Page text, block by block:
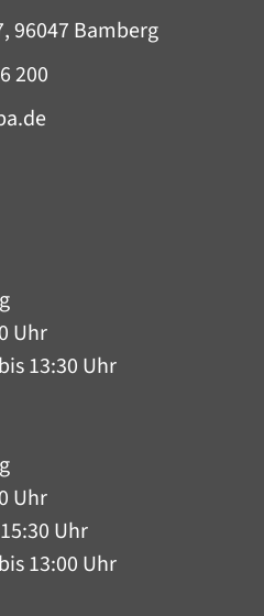
96047 Bamberg
200
Uhr
13:30 Uhr
Uhr
Uhr
13:00 Uhr